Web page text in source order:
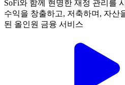
SoFi와 함께 현명한 재정 관리를
수익을 창출하고, 저축하며, 자산
된 올인원 금융 서비스